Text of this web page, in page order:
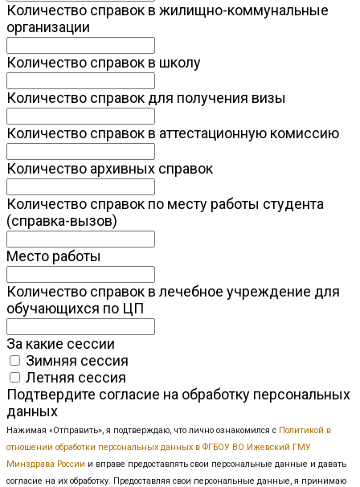
Количество справок в жилищно-коммунальные
организации
Количество справок в школу
Количество справок для получения визы
Количество справок в аттестационную комиссию
Количество архивных справок
Количество справок по месту работы студента
(справка-вызов)
Место работы
Количество справок в лечебное учреждение для
обучающихся по ЦП
За какие сессии
Зимняя сессия
Летняя сессия
Подтвердите согласие на обработку персональных
данных
Нажимая «Отправить», я подтверждаю, что лично ознакомился с Политикой в
отношении обработки персональных данных в ФГБОУ ВО Ижевский ГМУ
Минздрава России и вправе предоставлять свои персональные данные и давать
согласие на их обработку. Предоставляя свои персональные данные, я принимаю